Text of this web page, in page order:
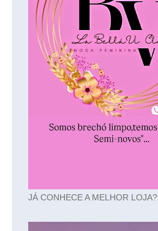
JÁ CONHECE A MELHOR LOJA?